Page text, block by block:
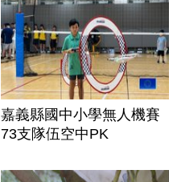
嘉義縣國中小學無人機賽
73支隊伍空中PK